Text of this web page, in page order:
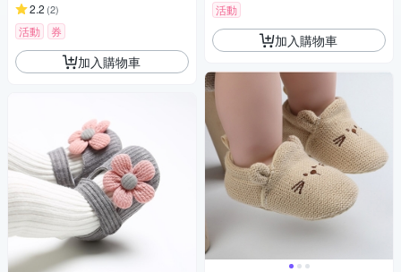
2.2 (2)
活動 券
加入購物車
活動
加入購物車